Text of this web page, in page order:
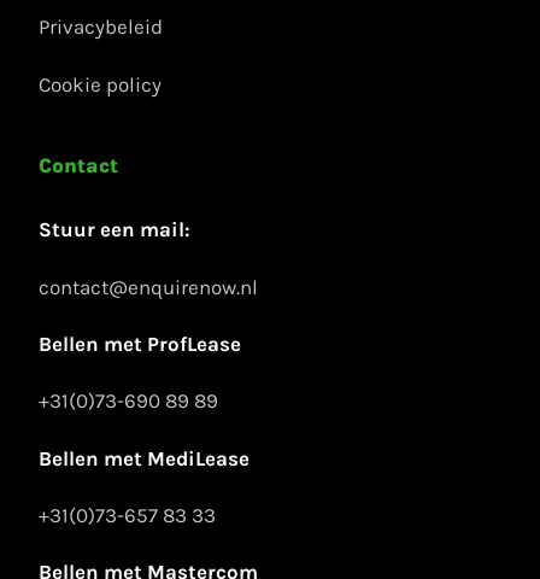
Privacybeleid
Cookie policy
Contact
Stuur een mail:
contact@enquirenow.nl
Bellen met ProfLease
+31(0)73-690 89 89
Bellen met MediLease
+31(0)73-657 83 33
Bellen met Mastercom